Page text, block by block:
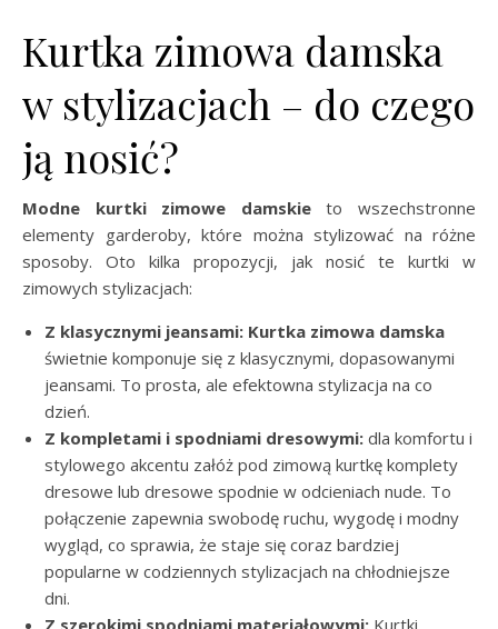
Kurtka zimowa damska
w stylizacjach – do czego
ją nosić?
Modne kurtki zimowe damskieto wszechstronne
elementy garderoby, które można stylizować na różne
sposoby. Oto kilka propozycji, jak nosić te kurtki w
zimowych stylizacjach:
Z klasycznymi jeansami: Kurtka zimowa damska
świetnie komponuje się z klasycznymi, dopasowanymi
jeansami. To prosta, ale efektowna stylizacja na co
dzień.
Z kompletami i spodniami dresowymi: dla komfortu i
stylowego akcentu załóż pod zimową kurtkę komplety
dresowe lub dresowe spodnie w odcieniach nude. To
połączenie zapewnia swobodę ruchu, wygodę i modny
wygląd, co sprawia, że staje się coraz bardziej
popularne w codziennych stylizacjach na chłodniejsze
dni.